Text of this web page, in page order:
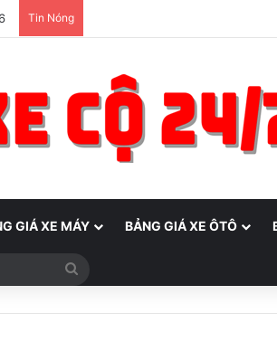
Tin Nóng
GIÁ XE MÁY BẢNG GIÁ XE ÔTÔ